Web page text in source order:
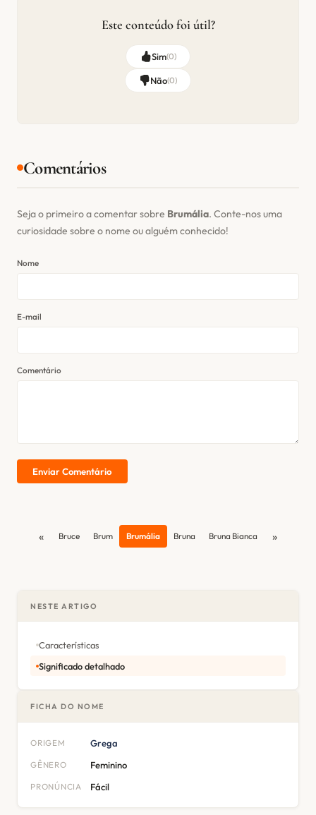
Este conteúdo foi útil?
Sim(0)
Não(0)
Comentários
Seja o primeiro a comentar sobre Brumália. Conte-nos uma
curiosidade sobre o nome ou alguém conhecido!
Nome
E-mail
Comentário
Enviar Comentário
« Bruce Brum Brumália Bruna Bruna Bianca »
NESTE ARTIGO
Características
Significado detalhado
FICHA DO NOME
ORIGEM Grega
GÊNERO Feminino
PRONÚNCIA Fácil